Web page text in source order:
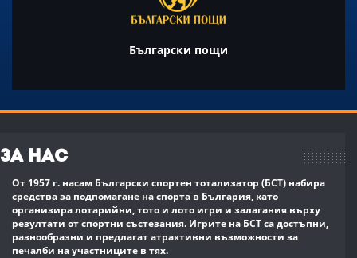
Български пощи
За нас
От 1957 г. насам Български спортен тотализатор (БСТ) набира
средства за подпомагане на спорта в България, като
организира лотарийни, тото и лото игри и залагания върху
резултати от спортни състезания. Игрите на БСТ са достъпни,
разнообразни и предлагат атрактивни възможности за
печалби на участниците в тях.